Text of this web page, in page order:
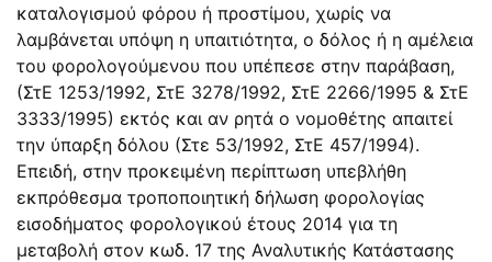
καταλογισμού φόρου ή προστίμου, χωρίς να
λαμβάνεται υπόψη η υπαιτιότητα, ο δόλος ή η αμέλεια
του φορολογούμενου που υπέπεσε στην παράβαση,
(ΣτΕ 1253/1992, ΣτΕ 3278/1992, ΣτΕ 2266/1995 & ΣτΕ
3333/1995) εκτός και αν ρητά ο νομοθέτης απαιτεί
την ύπαρξη δόλου (Στε 53/1992, ΣτΕ 457/1994).
Επειδή, στην προκειμένη περίπτωση υπεβλήθη
εκπρόθεσμα τροποποιητική δήλωση φορολογίας
εισοδήματος φορολογικού έτους 2014 για τη
μεταβολή στον κωδ. 17 της Αναλυτικής Κατάστασης